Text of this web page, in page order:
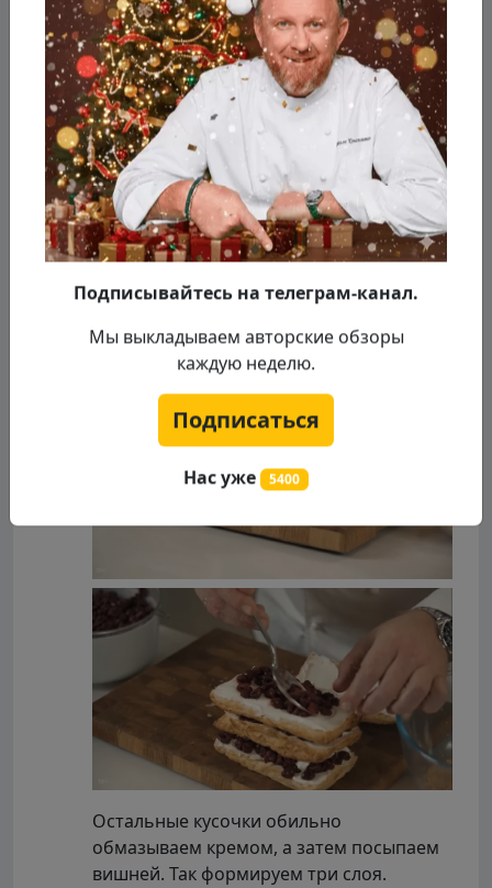
полностью остыть. Затем разрезаем
каждый кусочек теста вдоль напополам.
Пару кусочков берём для обсыпки, и
просто крошим его.
Остальные кусочки обильно
обмазываем кремом, а затем посыпаем
вишней. Так формируем три слоя.
Подписывайтесь на телеграм-канал.
Мы выкладываем авторские обзоры
каждую неделю.
Подписаться
Нас уже 5400